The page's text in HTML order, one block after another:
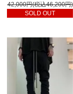
42,000円(税込46,200円)
SOLD OUT